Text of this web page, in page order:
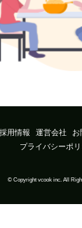
採用情報 運営会社 お
プライバシーポ
© Copyright vcook inc. All